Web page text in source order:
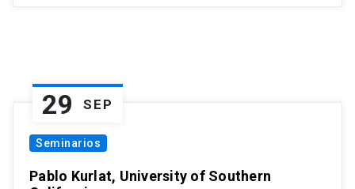
29 SEP
Seminarios
Pablo Kurlat, University of Southern